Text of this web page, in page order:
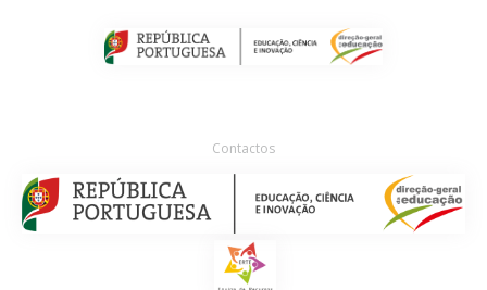
Contactos